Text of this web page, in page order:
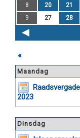
8
20 21
9
27 28
«
Maandag
2023
Dinsdag